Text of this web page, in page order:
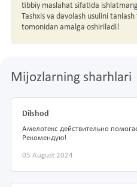
tibbiy maslahat sifatida
Tashxis va davolash usulini
tomonidan amalga oshiriladi!
Mijozlarning sharhlari
Dilshod
Амелотекс действительно
Рекомендую!
05 August 2024